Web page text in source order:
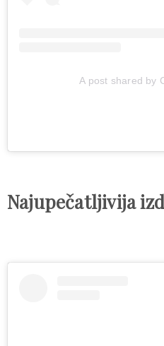
A post shared by
Najupečatljivija